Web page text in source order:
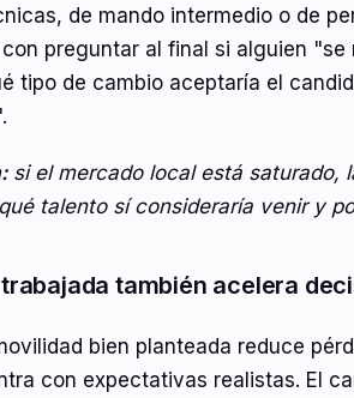
de mando intermedio o de
preguntar al final si alguien
tipo de cambio aceptaría el
si el mercado local está saturado,
talento sí consideraría venir y
también acelera
bien planteada reduce
con expectativas realistas. El